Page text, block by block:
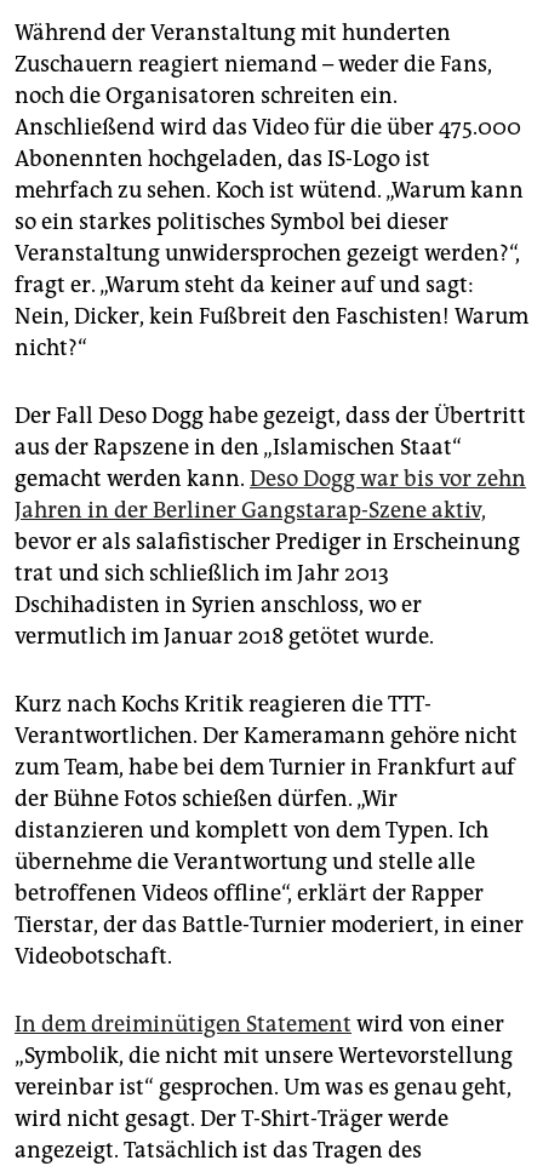
Während der Veranstaltung mit hunderten
Zuschauern reagiert niemand – weder die Fans,
noch die Organisatoren schreiten ein.
Anschließend wird das Video für die über 475.000
Abonennten hochgeladen, das IS-Logo ist
mehrfach zu sehen. Koch ist wütend. „Warum kann
so ein starkes politisches Symbol bei dieser
Veranstaltung unwidersprochen gezeigt werden?“,
fragt er. „Warum steht da keiner auf und sagt:
Nein, Dicker, kein Fußbreit den Faschisten! Warum
nicht?“
Der Fall Deso Dogg habe gezeigt, dass der Übertritt
aus der Rapszene in den „Islamischen Staat“
gemacht werden kann. Deso Dogg war bis vor zehn
Jahren in der Berliner Gangstarap-Szene aktiv,
bevor er als salafistischer Prediger in Erscheinung
trat und sich schließlich im Jahr 2013
Dschihadisten in Syrien anschloss, wo er
vermutlich im Januar 2018 getötet wurde.
Kurz nach Kochs Kritik reagieren die TTT-
Verantwortlichen. Der Kameramann gehöre nicht
zum Team, habe bei dem Turnier in Frankfurt auf
der Bühne Fotos schießen dürfen. „Wir
distanzieren und komplett von dem Typen. Ich
übernehme die Verantwortung und stelle alle
betroffenen Videos offline“, erklärt der Rapper
Tierstar, der das Battle-Turnier moderiert, in einer
Videobotschaft.
In dem dreiminütigen Statement wird von einer
„Symbolik, die nicht mit unsere Wertevorstellung
vereinbar ist“ gesprochen. Um was es genau geht,
wird nicht gesagt. Der T-Shirt-Träger werde
angezeigt. Tatsächlich ist das Tragen des